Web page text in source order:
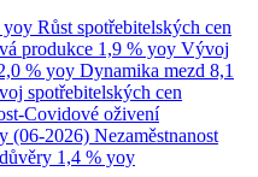
yoy Růst spotřebitelských cen
produkce 1,9 % yoy Vývoj
% yoy Dynamika mezd 8,1
spotřebitelských cen
Covidové oživení
(06-2026) Nezaměstnanost
1,4 % yoy